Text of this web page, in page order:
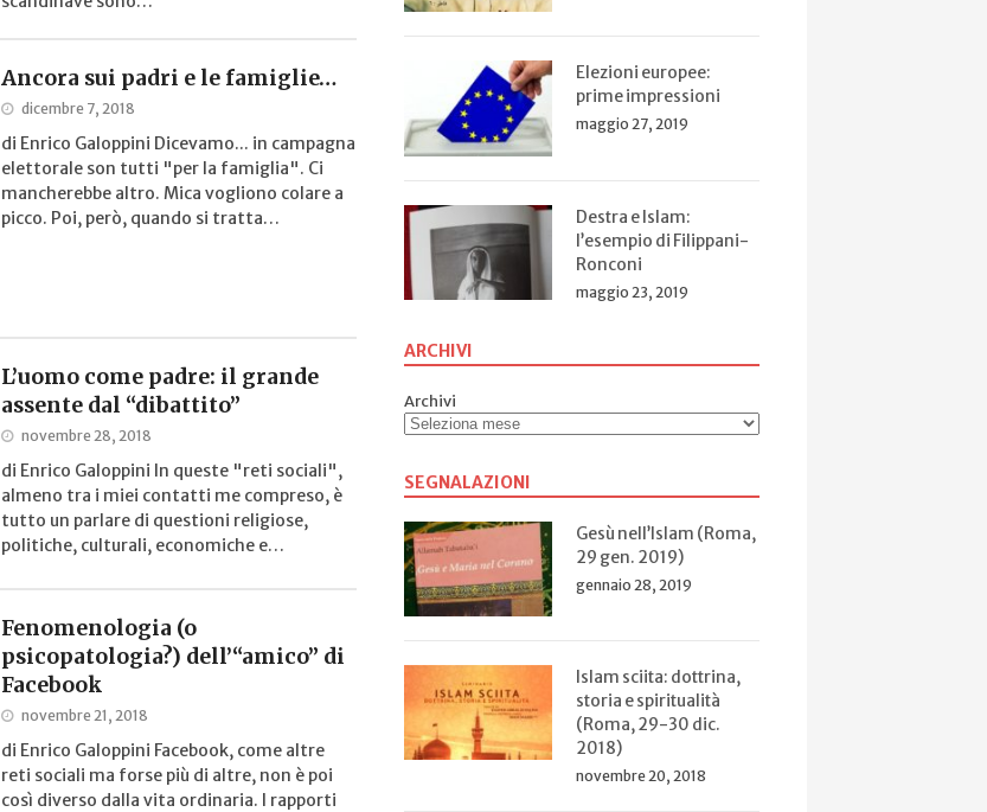
Ancora sui padri e le famiglie…
dicembre 7, 2018
di Enrico Galoppini Dicevamo... in campagna
elettorale son tutti "per la famiglia". Ci
mancherebbe altro. Mica vogliono colare a
picco. Poi, però, quando si tratta…
L’uomo come padre: il grande
assente dal “dibattito”
novembre 28, 2018
di Enrico Galoppini In queste "reti sociali",
almeno tra i miei contatti me compreso, è
tutto un parlare di questioni religiose,
politiche, culturali, economiche e…
Fenomenologia (o
psicopatologia?) dell’“amico” di
Facebook
novembre 21, 2018
di Enrico Galoppini Facebook, come altre
reti sociali ma forse più di altre, non è poi
così diverso dalla vita ordinaria. I rapporti
Elezioni europee:
prime impressioni
maggio 27, 2019
Destra e Islam:
l’esempio di Filippani-
Ronconi
maggio 23, 2019
ARCHIVI
Archivi
SEGNALAZIONI
Gesù nell’Islam (Roma,
29 gen. 2019)
gennaio 28, 2019
Islam sciita: dottrina,
storia e spiritualità
(Roma, 29-30 dic.
2018)
novembre 20, 2018